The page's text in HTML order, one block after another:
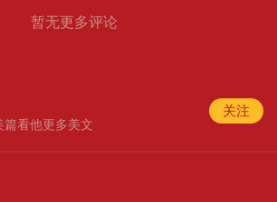
光的建议被否定了。他回到黎川
一个七十人的教导队和一些地方游
日，国民党“围剿”军周浑元部三个
向黎川发起猛攻。九月二十八日，
我力量十分悬殊即将被敌合围的
暂无更多评论
篇看他更多美文
关注